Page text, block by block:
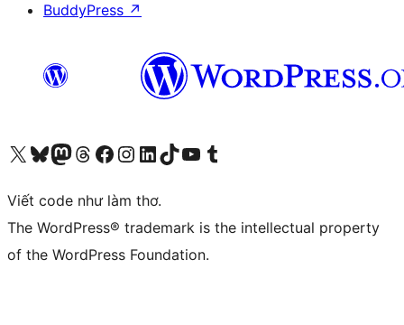
BuddyPress ↗
Truy cập tài khoản X (trước đây là Twitter) của chúng tôiVisit our Bluesky account
Visit our Mastodon account
Visit our Threads account
Xem trang Facebook của chúng tôiTruy cập tài khoản Instagram của chúng tôiTruy cập tài khoản LinkedIn của chúng tôiVisit our TikTok account
Truy cập kênh YouTube của chúng tôi Visit our Tumblr account
Viết code như làm thơ.
The WordPress® trademark is the intellectual property
of the WordPress Foundation.